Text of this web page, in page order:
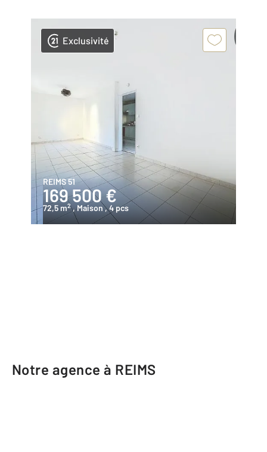
Exclusivité
REIMS 51
169 500 €
72,5 m2 , Maison, 4 pcs
Notre agence à REIMS